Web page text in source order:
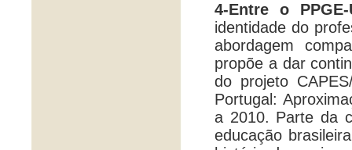
4-Entre o
identidade do
abordagem
propõe a dar
do projeto
Portugal:
a 2010. Parte da
educação